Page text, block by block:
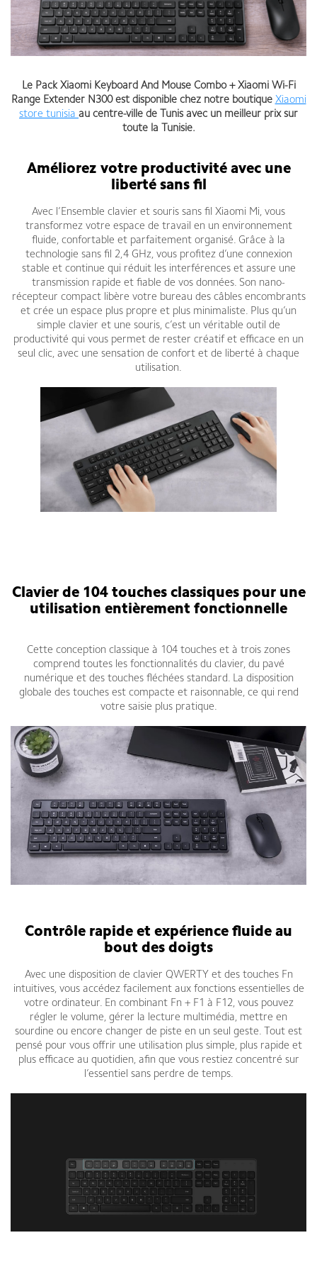
Le Pack Xiaomi Keyboard And Mouse Combo + Xiaomi Wi-Fi
Range Extender N300 est disponible chez notre boutique Xiaomi
store tunisia au centre-ville de Tunis avec un meilleur prix sur
toute la Tunisie.
Améliorez votre productivité avec une
liberté sans fil
Avec l’Ensemble clavier et souris sans fil Xiaomi Mi, vous
transformez votre espace de travail en un environnement
fluide, confortable et parfaitement organisé. Grâce à la
technologie sans fil 2,4 GHz, vous profitez d’une connexion
stable et continue qui réduit les interférences et assure une
transmission rapide et fiable de vos données. Son nano-
récepteur compact libère votre bureau des câbles encombrants
et crée un espace plus propre et plus minimaliste. Plus qu’un
simple clavier et une souris, c’est un véritable outil de
productivité qui vous permet de rester créatif et efficace en un
seul clic, avec une sensation de confort et de liberté à chaque
utilisation.
Clavier de 104 touches classiques pour une
utilisation entièrement fonctionnelle
Cette conception classique à 104 touches et à trois zones
comprend toutes les fonctionnalités du clavier, du pavé
numérique et des touches fléchées standard. La disposition
globale des touches est compacte et raisonnable, ce qui rend
votre saisie plus pratique.
Contrôle rapide et expérience fluide au
bout des doigts
Avec une disposition de clavier QWERTY et des touches Fn
intuitives, vous accédez facilement aux fonctions essentielles de
votre ordinateur. En combinant Fn + F1 à F12, vous pouvez
régler le volume, gérer la lecture multimédia, mettre en
sourdine ou encore changer de piste en un seul geste. Tout est
pensé pour vous offrir une utilisation plus simple, plus rapide et
plus efficace au quotidien, afin que vous restiez concentré sur
l’essentiel sans perdre de temps.